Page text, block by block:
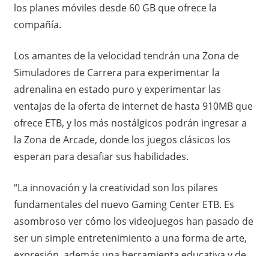
los planes móviles desde 60 GB que ofrece la
compañía.
Los amantes de la velocidad tendrán una Zona de
Simuladores de Carrera para experimentar la
adrenalina en estado puro y experimentar las
ventajas de la oferta de internet de hasta 910MB que
ofrece ETB, y los más nostálgicos podrán ingresar a
la Zona de Arcade, donde los juegos clásicos los
esperan para desafiar sus habilidades.
“La innovación y la creatividad son los pilares
fundamentales del nuevo Gaming Center ETB. Es
asombroso ver cómo los videojuegos han pasado de
ser un simple entretenimiento a una forma de arte,